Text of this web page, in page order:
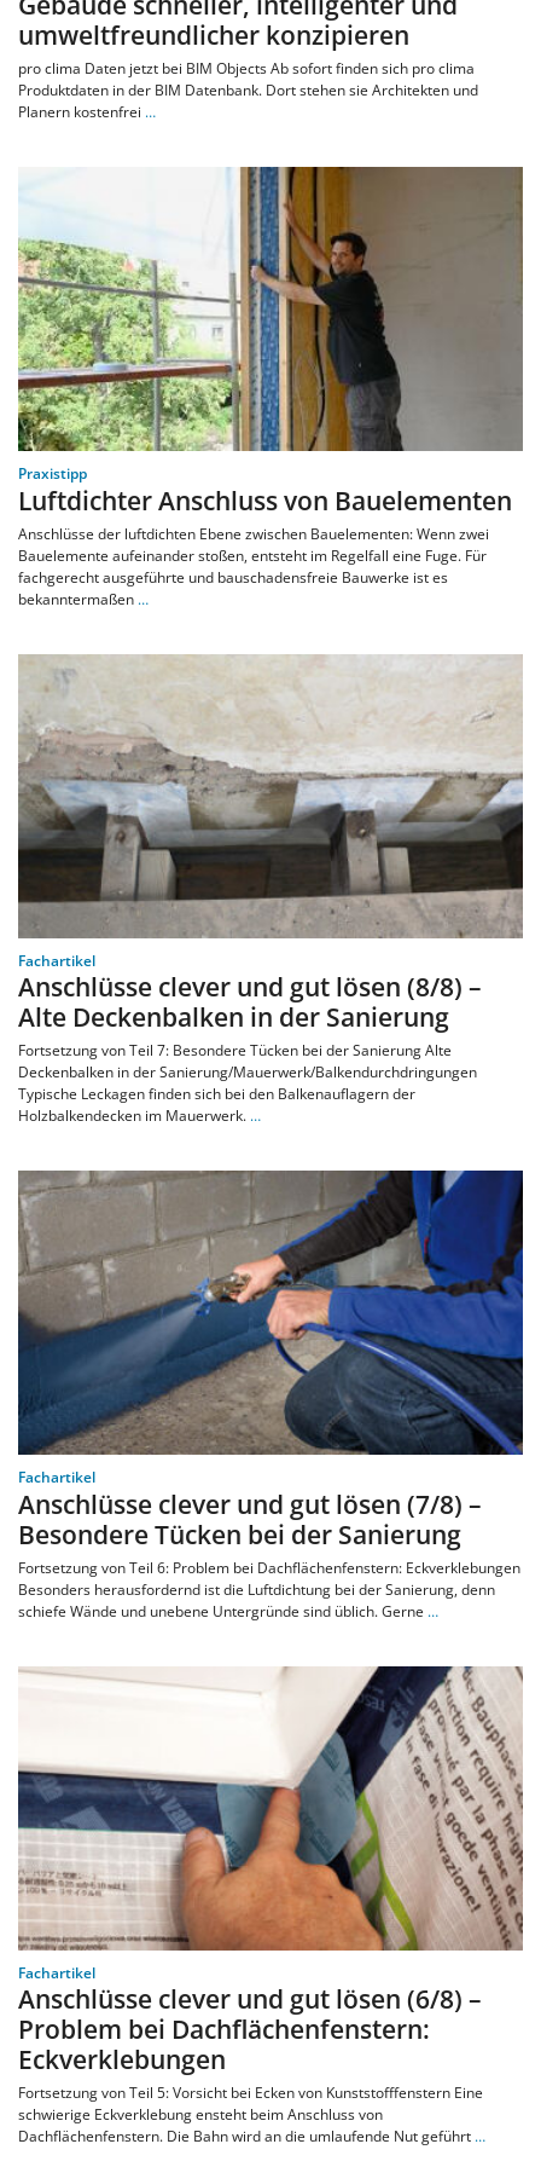
umweltfreundlicher konzipieren
pro clima Daten jetzt bei BIM Objects Ab sofort finden sich pro clima
Produktdaten in der BIM Datenbank. Dort stehen sie Architekten und
Planern kostenfrei …
Praxistipp
Luftdichter Anschluss von Bauelementen
Anschlüsse der luftdichten Ebene zwischen Bauelementen: Wenn zwei
Bauelemente aufeinander stoßen, entsteht im Regelfall eine Fuge. Für
fachgerecht ausgeführte und bauschadensfreie Bauwerke ist es
bekanntermaßen …
Fachartikel
Anschlüsse clever und gut lösen (8/8) –
Alte Deckenbalken in der Sanierung
Fortsetzung von Teil 7: Besondere Tücken bei der Sanierung Alte
Deckenbalken in der Sanierung/Mauerwerk/Balkendurchdringungen
Typische Leckagen finden sich bei den Balkenauflagern der
Holzbalkendecken im Mauerwerk. …
Fachartikel
Anschlüsse clever und gut lösen (7/8) –
Besondere Tücken bei der Sanierung
Fortsetzung von Teil 6: Problem bei Dachflächenfenstern: Eckverklebungen
Besonders herausfordernd ist die Luftdichtung bei der Sanierung, denn
schiefe Wände und unebene Untergründe sind üblich. Gerne …
Fachartikel
Anschlüsse clever und gut lösen (6/8) –
Problem bei Dachflächenfenstern:
Eckverklebungen
Fortsetzung von Teil 5: Vorsicht bei Ecken von Kunststofffenstern Eine
schwierige Eckverklebung ensteht beim Anschluss von
Dachflächenfenstern. Die Bahn wird an die umlaufende Nut geführt …